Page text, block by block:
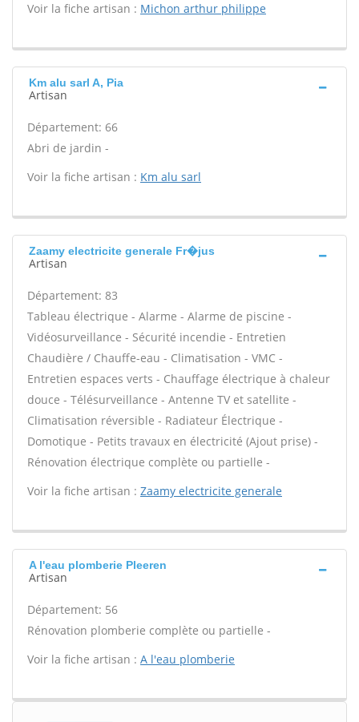
Voir la fiche artisan : Michon arthur philippe
Km alu sarl A, Pia
Artisan
Département: 66
Abri de jardin -
Voir la fiche artisan : Km alu sarl
Zaamy electricite generale Fr�jus
Artisan
Département: 83
Tableau électrique - Alarme - Alarme de piscine -
Vidéosurveillance - Sécurité incendie - Entretien
Chaudière / Chauffe-eau - Climatisation - VMC -
Entretien espaces verts - Chauffage électrique à chaleur
douce - Télésurveillance - Antenne TV et satellite -
Climatisation réversible - Radiateur Électrique -
Domotique - Petits travaux en électricité (Ajout prise) -
Rénovation électrique complète ou partielle -
Voir la fiche artisan : Zaamy electricite generale
A l'eau plomberie Pleeren
Artisan
Département: 56
Rénovation plomberie complète ou partielle -
Voir la fiche artisan : A l'eau plomberie